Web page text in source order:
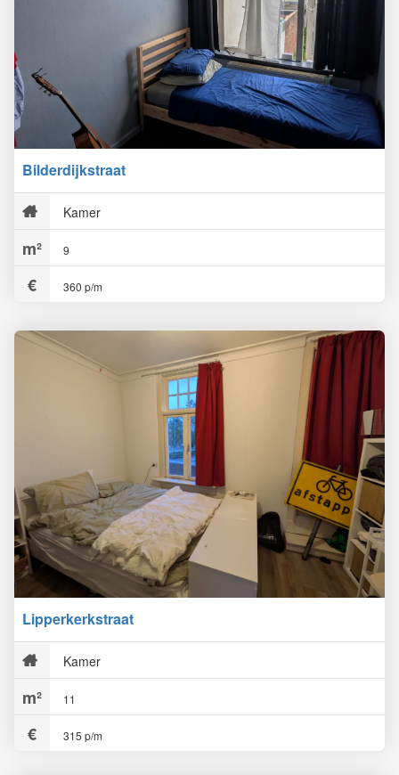
Bilderdijkstraat
Kamer
9
360 p/m
Lipperkerkstraat
Kamer
11
315 p/m